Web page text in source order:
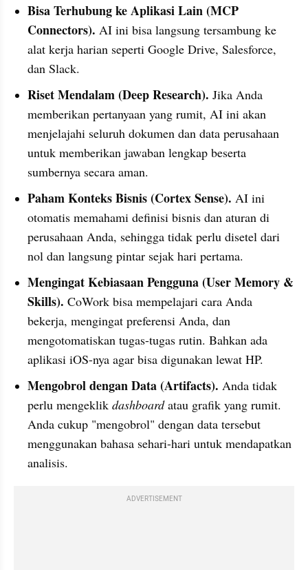
Bisa Terhubung ke Aplikasi Lain (MCP
Connectors). AI ini bisa langsung tersambung ke
alat kerja harian seperti Google Drive, Salesforce,
dan Slack.
Riset Mendalam (Deep Research). Jika Anda
memberikan pertanyaan yang rumit, AI ini akan
menjelajahi seluruh dokumen dan data perusahaan
untuk memberikan jawaban lengkap beserta
sumbernya secara aman.
Paham Konteks Bisnis (Cortex Sense). AI ini
otomatis memahami definisi bisnis dan aturan di
perusahaan Anda, sehingga tidak perlu disetel dari
nol dan langsung pintar sejak hari pertama.
Mengingat Kebiasaan Pengguna (User Memory &
Skills). CoWork bisa mempelajari cara Anda
bekerja, mengingat preferensi Anda, dan
mengotomatiskan tugas-tugas rutin. Bahkan ada
aplikasi iOS-nya agar bisa digunakan lewat HP.
Mengobrol dengan Data (Artifacts). Anda tidak
perlu mengeklik dashboard atau grafik yang rumit.
Anda cukup "mengobrol" dengan data tersebut
menggunakan bahasa sehari-hari untuk mendapatkan
analisis.
ADVERTISEMENT